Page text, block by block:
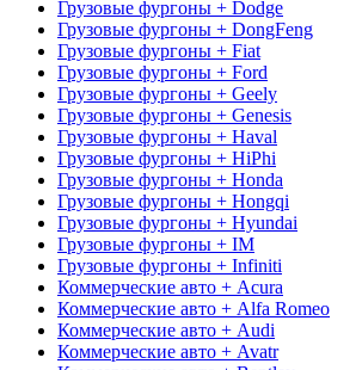
Грузовые фургоны + Dodge
Грузовые фургоны + DongFeng
Грузовые фургоны + Fiat
Грузовые фургоны + Ford
Грузовые фургоны + Geely
Грузовые фургоны + Genesis
Грузовые фургоны + Haval
Грузовые фургоны + HiPhi
Грузовые фургоны + Honda
Грузовые фургоны + Hongqi
Грузовые фургоны + Hyundai
Грузовые фургоны + IM
Грузовые фургоны + Infiniti
Коммерческие авто + Acura
Коммерческие авто + Alfa Romeo
Коммерческие авто + Audi
Коммерческие авто + Avatr